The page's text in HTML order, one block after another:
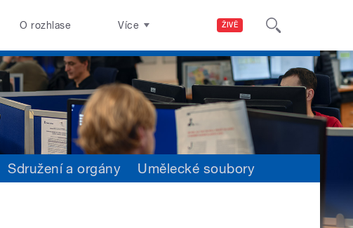
ŽIVĚ
O rozhlase Více
Sdružení a orgány Umělecké soubory